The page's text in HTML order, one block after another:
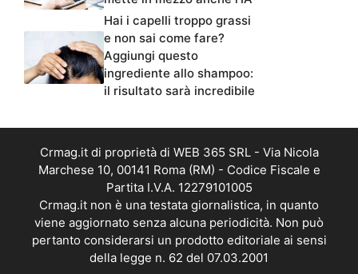
Hai i capelli troppo grassi
e non sai come fare?
Aggiungi questo
ingrediente allo shampoo:
il risultato sarà incredibile
Crmag.it di proprietà di WEB 365 SRL - Via Nicola
Marchese 10, 00141 Roma (RM) - Codice Fiscale e
Partita I.V.A. 12279101005
Crmag.it non è una testata giornalistica, in quanto
viene aggiornato senza alcuna periodicità. Non può
pertanto considerarsi un prodotto editoriale ai sensi
della legge n. 62 del 07.03.2001